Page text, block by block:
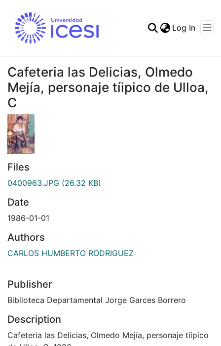
Statistics
Log In
Cafeteria las Delicias, Olmedo
Mejía, personaje tíipico de Ulloa,
C
Files
0400963.JPG (26.32 KB)
Date
1986-01-01
Authors
CARLOS HUMBERTO RODRIGUEZ
Publisher
Biblioteca Departamental Jorge Garces Borrero
Description
Cafeteria las Delicias, Olmedo Mejía, personaje tíipico